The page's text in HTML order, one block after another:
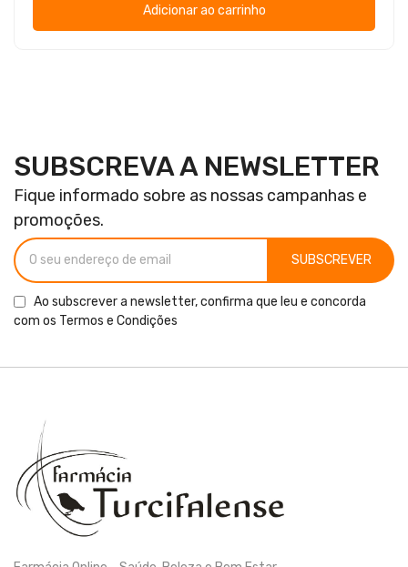
Adicionar ao carrinho
SUBSCREVA A NEWSLETTER
Fique informado sobre as nossas campanhas e
promoções.
SUBSCREVER
Ao subscrever a newsletter, confirma que leu e concorda
com os Termos e Condições